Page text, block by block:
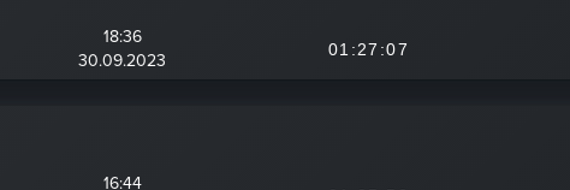
18:36
30.09.2023
01:27:07
16:44